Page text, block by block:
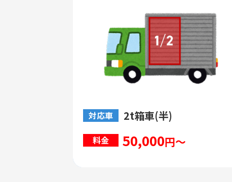
対応車 2t箱車(半)
料金 50,000円～